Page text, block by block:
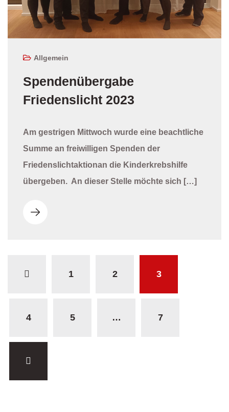
Allgemein
Spendenübergabe
Friedenslicht 2023
Am gestrigen Mittwoch wurde eine beachtliche
Summe an freiwilligen Spenden der
Friedenslichtaktionan die Kinderkrebshilfe
übergeben. An dieser Stelle möchte sich […]
1 2 3
4 5 … 7